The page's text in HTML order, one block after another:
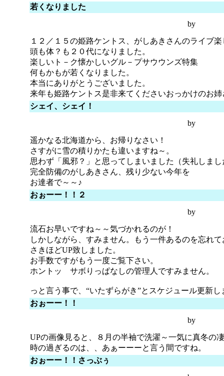
若くなりました
by
１２／１５の姫路ケントス、がしあきさんのライブ
頭も体？も２０代になりました。
楽しいト－ク懐かしいグル－プサウウンズ特集
何もかもが若くなりました。
本当にありがとうございました。
来年も姫路ケントス是非来てくださいおっかけのお
シェイ、シェイ！
by
遥かなる北海道から、お帰りなさい！
さすがに雪の積りかたも違いますね～。
思わず「風邪？」と思ってしまいました（失礼しまし
完全防備のがしあきさん、残り少ない今年を
お達者で～～♪
おぉーー！！２
by
流石お早いですね～～気づかれるのが！
しかしながら、すみません。もう一件あるのを忘れ
さきほどUP致しました。
お手数ですがもう一度ご覧下さい。
ホントッ サボりっぱなしの管理人ですみません。
っと言う事で、“いたずらがき”とスケジュール更新し
おぉーー！！
by
UPの画像見ると、８月の半袖で洗濯～一気に真冬の
時の過ぎるのは、、あぁーーーと言う間ですね。
おぉーー！！さっぶぅ